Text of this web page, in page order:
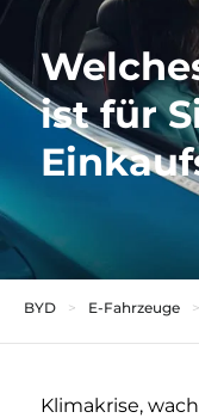
ist für
BYD E-Fahrzeuge
Klimakrise,